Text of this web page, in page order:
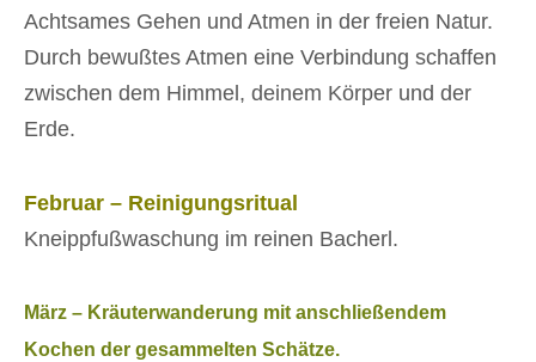
Achtsames Gehen und Atmen in der freien Natur.
Durch bewußtes Atmen eine Verbindung schaffen
zwischen dem Himmel, deinem Körper und der
Erde.
Februar – Reinigungsritual
Kneippfußwaschung im reinen Bacherl.
März – Kräuterwanderung mit anschließendem
Kochen der gesammelten Schätze.